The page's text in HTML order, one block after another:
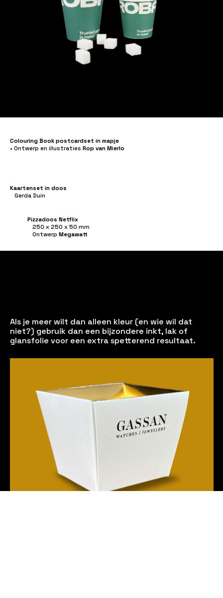
Colouring Book postcardset in mapje
• Ontwerp en illustraties Rop van Mierlo
Kaartenset in doos
Gerda Duin
Pizzadoos Netflix
250 x 250 x 50 mm
Ontwerp Megawatt
Als je meer wilt dan alleen kleur (en wie wil dat
niet?) gebruik dan een bijzondere inkt, lak of
glansfolie voor een extra spetterend resultaat.